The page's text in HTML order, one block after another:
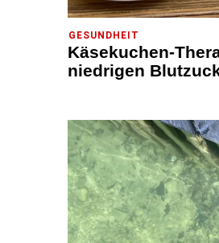
GESUNDHEIT
Käsekuchen-
niedrigen